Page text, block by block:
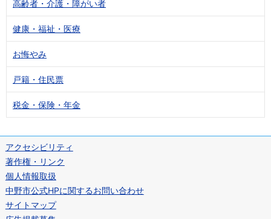
高齢者・介護・障がい者
健康・福祉・医療
お悔やみ
戸籍・住民票
税金・保険・年金
アクセシビリティ
著作権・リンク
個人情報取扱
中野市公式HPに関するお問い合わせ
サイトマップ